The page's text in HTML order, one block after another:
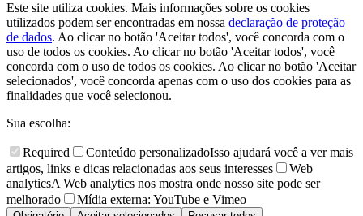
Este site utiliza cookies. Mais informações sobre os cookies
utilizados podem ser encontradas em nossa declaração de proteção
de dados. Ao clicar no botão 'Aceitar todos', você concorda com o
uso de todos os cookies. Ao clicar no botão 'Aceitar todos', você
concorda com o uso de todos os cookies. Ao clicar no botão 'Aceitar
selecionados', você concorda apenas com o uso dos cookies para as
finalidades que você selecionou.
Sua escolha:
Required Conteúdo personalizadoIsso ajudará você a ver mais
artigos, links e dicas relacionadas aos seus interesses
Web
analyticsA Web analytics nos mostra onde nosso site pode ser
melhorado
Mídia externa: YouTube e Vimeo